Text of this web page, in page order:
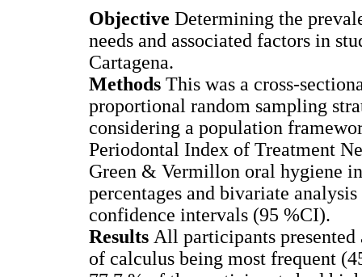
Objective Determining the
needs and associated factors in
Cartagena.
Methods This was a cross-
proportional random sampling
considering a population
Periodontal Index of Treatment
Green & Vermillon oral hygiene
percentages and bivariate
confidence intervals (95 %CI).
Results All participants presented
of calculus being most frequent